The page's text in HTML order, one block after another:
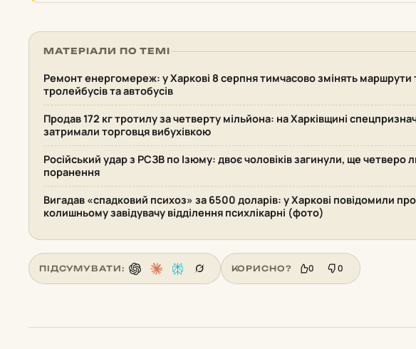
МАТЕРІАЛИ ПО ТЕМІ
Ремонт енергомереж: у Харкові 8 серпня тимчасово змінять маршрути
тролейбусів та автобусів
Продав 172 кг тротилу за четверту мільйона: на Харківщині
затримали торговця вибухівкою
Російський удар з РСЗВ по Ізюму: двоє чоловіків загинули, ще четверо
поранення
Вигадав «спадковий психоз» за 6500 доларів: у Харкові повідомили
колишньому завідувачу відділення психлікарні (фото)
ПІДСУМУВАТИ: КОРИСНО? 0 0